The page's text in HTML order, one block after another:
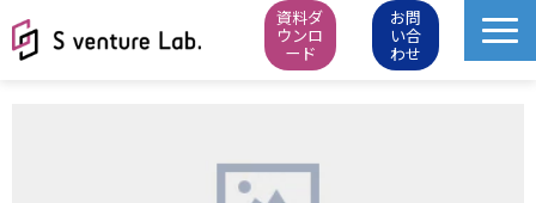
資料ダ
ウンロ
ード
お問
い合
わせ
スタートアップピッチ